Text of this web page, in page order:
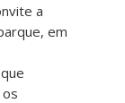
a
em